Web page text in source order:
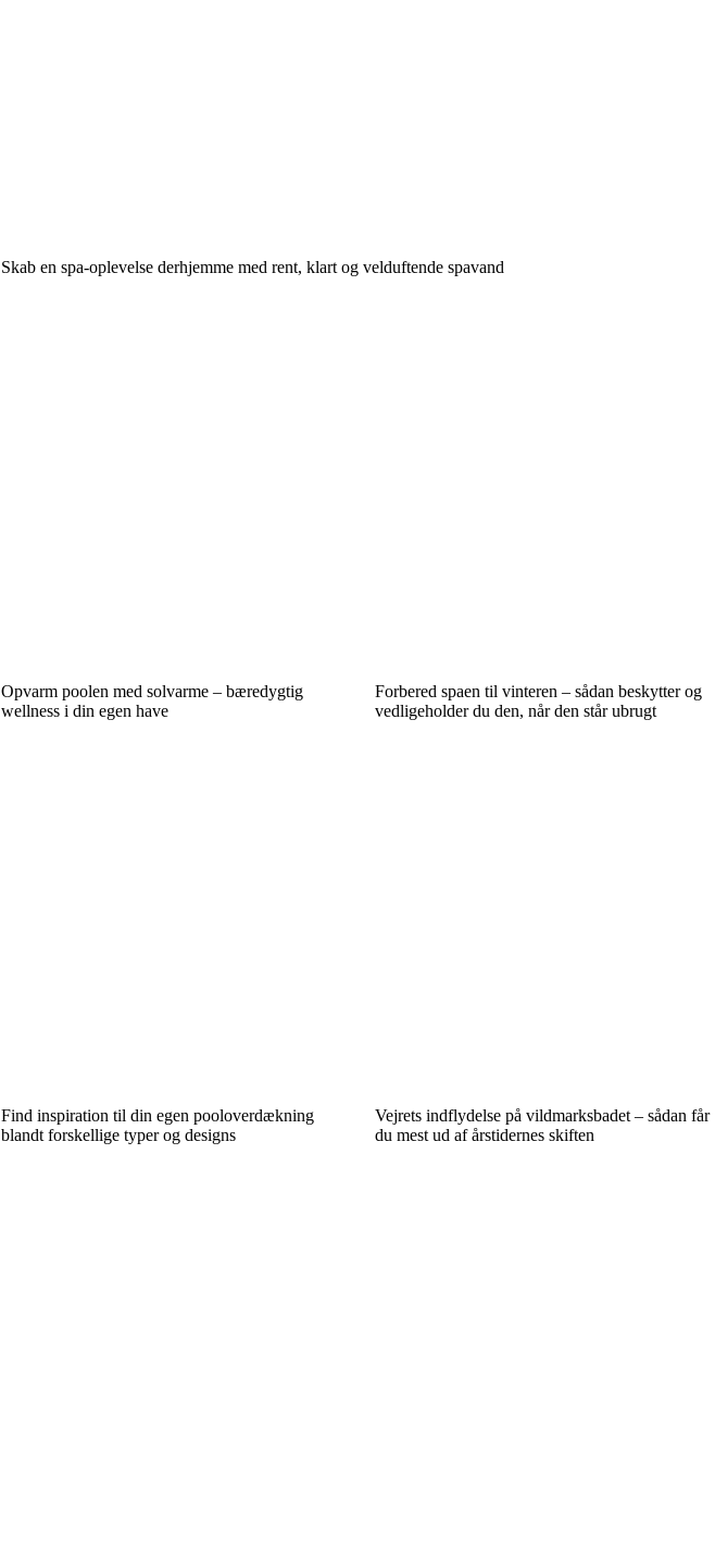
Skab en spa-oplevelse derhjemme med rent, klart og velduftende spavand
Opvarm poolen med solvarme – bæredygtig
wellness i din egen have
Forbered spaen til vinteren – sådan beskytter og
vedligeholder du den, når den står ubrugt
Find inspiration til din egen pooloverdækning
blandt forskellige typer og designs
Vejrets indflydelse på vildmarksbadet – sådan får
du mest ud af årstidernes skiften